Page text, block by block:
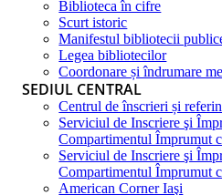
Biblioteca în cifre
Scurt istoric
Manifestul bibliotecii
Legea bibliotecilor
Coordonare și îndrumare
SEDIUL CENTRAL
Centrul de înscrieri și
Serviciul de Inscriere şi
Compartimentul Împrumut
Serviciul de Inscriere şi
Compartimentul Împrumut
American Corner Iaşi